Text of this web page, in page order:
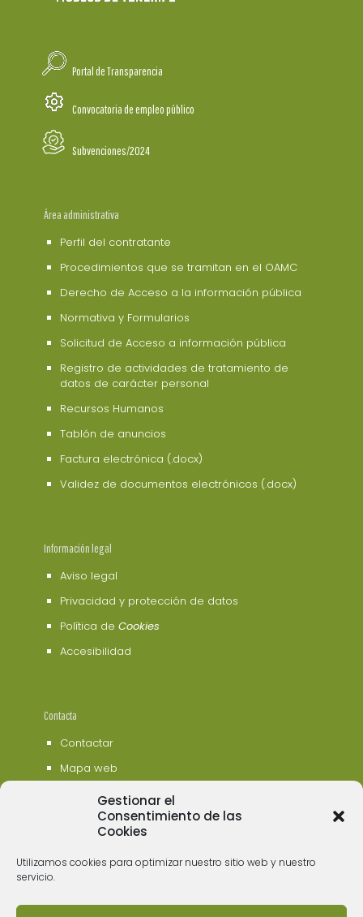
Gestionar el
Consentimiento de las
Cookies
Utilizamos cookies para optimizar nuestro sitio web y nuestro
servicio.
Portal de Transparencia
Convocatoria de empleo público
Subvenciones/2024
Área administrativa
Perfil del contratante
Procedimientos que se tramitan en el OAMC
Derecho de Acceso a la información pública
Normativa y Formularios
Solicitud de Acceso a información pública
Registro de actividades de tratamiento de
datos de carácter personal
Recursos Humanos
Tablón de anuncios
Factura electrónica (.docx)
Validez de documentos electrónicos (.docx)
Información legal
Aviso legal
Privacidad y protección de datos
Política de Cookies
Accesibilidad
Contacta
Contactar
Mapa web